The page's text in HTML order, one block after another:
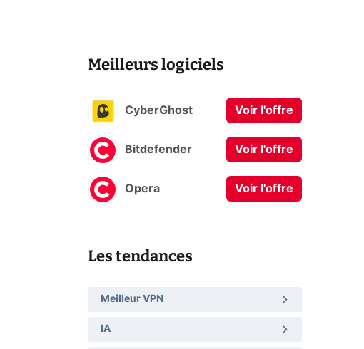
Meilleurs logiciels
CyberGhost Voir l'offre
Bitdefender Voir l'offre
Opera Voir l'offre
Les tendances
Meilleur VPN
IA